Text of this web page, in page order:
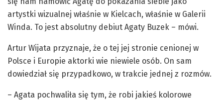
artystki wizualnej właśnie w Kielcach, właśnie w Galerii
Winda. To jest absolutny debiut Agaty Buzek – mówi.
Artur Wijata przyznaje, że o tej jej stronie cenionej w
Polsce i Europie aktorki wie niewiele osób. On sam
dowiedział się przypadkowo, w trakcie jednej z rozmów.
– Agata pochwaliła się tym, że robi jakieś kolorowe